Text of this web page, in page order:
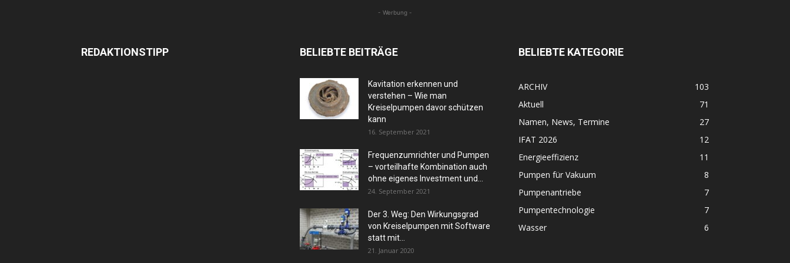
- Werbung -
REDAKTIONSTIPP BELIEBTE BEITRÄGE
Kavitation erkennen und
verstehen – Wie man
Kreiselpumpen davor schützen
kann
16. September 2021
Frequenzumrichter und Pumpen
– vorteilhafte Kombination auch
ohne eigenes Investment und...
24. September 2021
Der 3. Weg: Den Wirkungsgrad
von Kreiselpumpen mit Software
statt mit...
21. Januar 2020
BELIEBTE KATEGORIE
ARCHIV
103
Aktuell
71
Namen, News, Termine
27
IFAT 2026
12
Energieeffizienz
11
Pumpen für Vakuum
8
Pumpenantriebe
7
Pumpentechnologie
7
Wasser
6